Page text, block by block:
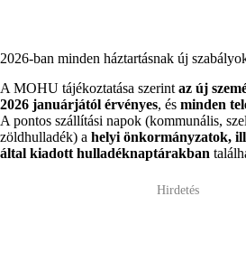
2026-ban minden háztartásnak új
A MOHU tájékoztatása szerint az új
2026 januárjától érvényes, és minden
A pontos szállítási napok (kommunális,
zöldhulladék) a helyi önkormányzatok,
által kiadott hulladéknaptárakban
Hirdetés